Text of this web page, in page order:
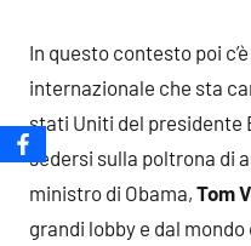
In questo contesto poi
internazionale che sta
stati Uniti del presidente
sedersi sulla poltrona di
ministro di Obama, Tom
grandi lobby e dal